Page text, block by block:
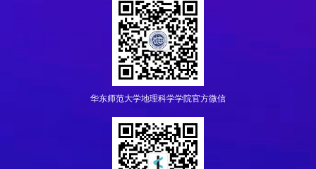
华东师范大学地理科学学院官方微信